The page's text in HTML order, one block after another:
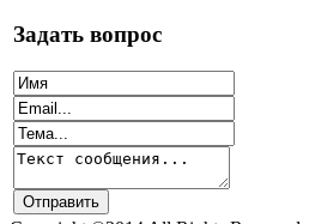
Задать вопрос